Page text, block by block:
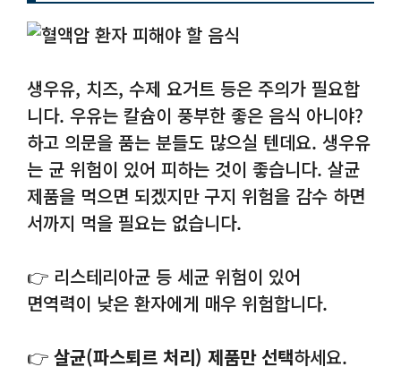
생우유, 치즈, 수제 요거트 등은 주의가 필요합
니다. 우유는 칼슘이 풍부한 좋은 음식 아니야?
하고 의문을 품는 분들도 많으실 텐데요. 생우유
는 균 위험이 있어 피하는 것이 좋습니다. 살균
제품을 먹으면 되겠지만 구지 위험을 감수 하면
서까지 먹을 필요는 없습니다.
👉 리스테리아균 등 세균 위험이 있어
면역력이 낮은 환자에게 매우 위험합니다.
👉 살균(파스퇴르 처리) 제품만 선택하세요.